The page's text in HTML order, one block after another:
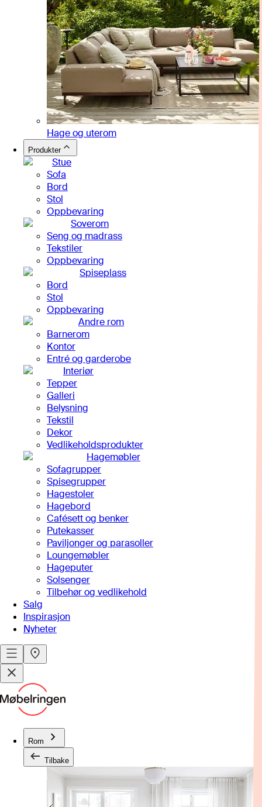
Hage og uterom
Produkter
Stue
Sofa
Bord
Stol
Oppbevaring
Soverom
Seng og madrass
Tekstiler
Oppbevaring
Spiseplass
Bord
Stol
Oppbevaring
Andre rom
Barnerom
Kontor
Entré og garderobe
Interiør
Tepper
Galleri
Belysning
Tekstil
Dekor
Vedlikeholdsprodukter
Hagemøbler
Sofagrupper
Spisegrupper
Hagestoler
Hagebord
Cafésett og benker
Putekasser
Paviljonger og parasoller
Loungemøbler
Hageputer
Solsenger
Tilbehør og vedlikehold
Salg
Inspirasjon
Nyheter
Rom
Tilbake